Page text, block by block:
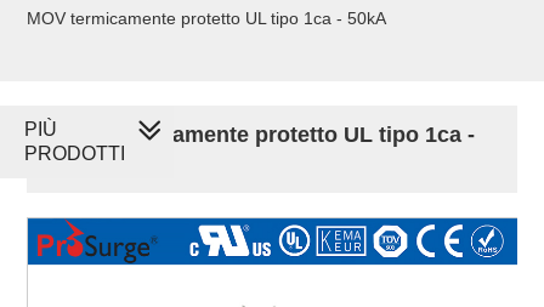
MOV termicamente protetto UL tipo 1ca - 50kA
MOV termicamente protetto UL tipo 1ca -
50kA
PIÙ
PRODOTTI